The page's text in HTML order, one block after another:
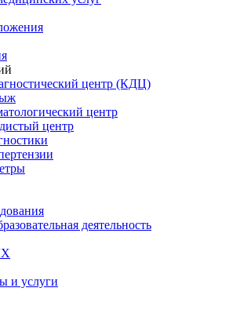
центр (КДЦ)
центр
центр
деятельность
и услуги